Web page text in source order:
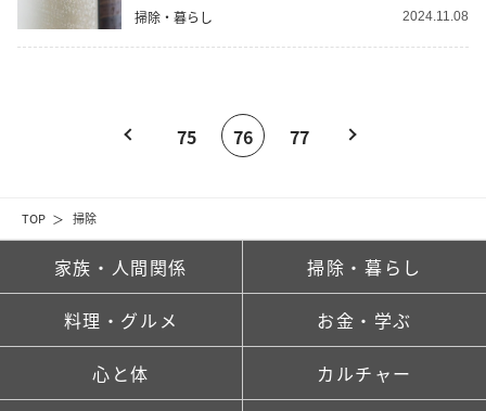
TOP 掃除
掃除・暮らし 2024.11.08
75 76 77
家族・人間関係 掃除・暮らし
料理・グルメ お金・学ぶ
心と体 カルチャー